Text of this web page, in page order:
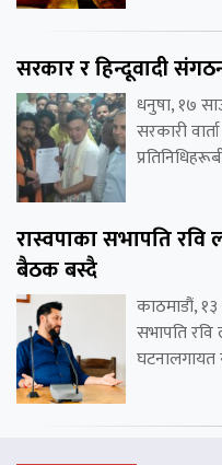
सरकार र हिन्दूवादी
धनुषा, १७
सरकारी
रास्वपाका सभापति रवि
बैठक बस्दै
काठमाडौं, १३
सभापति